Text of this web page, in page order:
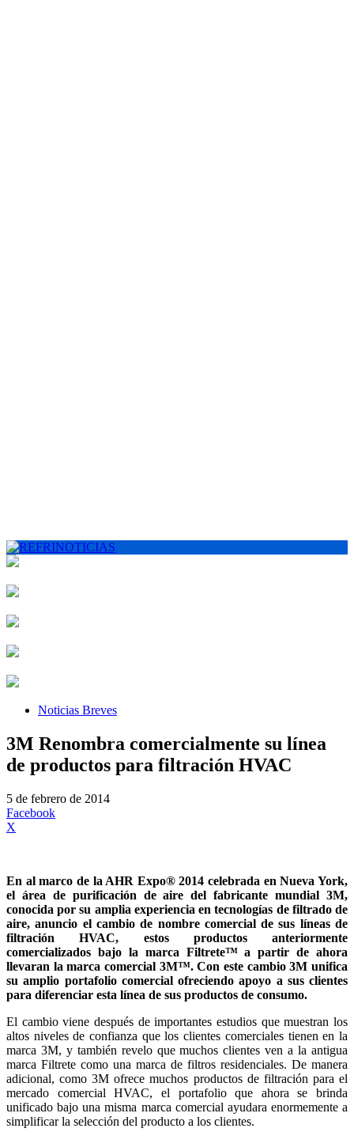
Noticias Breves
3M Renombra comercialmente su línea
de productos para filtración HVAC
5 de febrero de 2014
Facebook
X
En al marco de la AHR Expo® 2014 celebrada en Nueva York,
el área de purificación de aire del fabricante mundial 3M,
conocida por su amplia experiencia en tecnologías de filtrado de
aire, anuncio el cambio de nombre comercial de sus líneas de
filtración HVAC, estos productos anteriormente
comercializados bajo la marca Filtrete™ a partir de ahora
llevaran la marca comercial 3M™. Con este cambio 3M unifica
su amplio portafolio comercial ofreciendo apoyo a sus clientes
para diferenciar esta línea de sus productos de consumo.
El cambio viene después de importantes estudios que muestran los
altos niveles de confianza que los clientes comerciales tienen en la
marca 3M, y también revelo que muchos clientes ven a la antigua
marca Filtrete como una marca de filtros residenciales. De manera
adicional, como 3M ofrece muchos productos de filtración para el
mercado comercial HVAC, el portafolio que ahora se brinda
unificado bajo una misma marca comercial ayudara enormemente a
simplificar la selección del producto a los clientes.